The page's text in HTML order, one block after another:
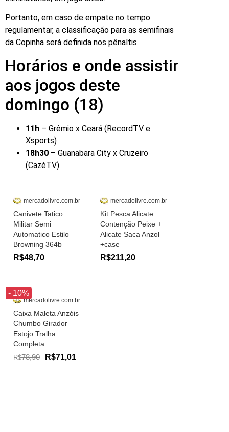
Portanto, em caso de empate no tempo
regulamentar, a classificação para as semifinais
da Copinha será definida nos pênaltis.
Horários e onde assistir
aos jogos deste
domingo (18)
11h – Grêmio x Ceará (RecordTV e
Xsports)
18h30 – Guanabara City x Cruzeiro
(CazéTV)
mercadolivre.com.br
Canivete Tatico
Militar Semi
Automatico Estilo
Browning 364b
R$48,70
mercadolivre.com.br
Kit Pesca Alicate
Contenção Peixe +
Alicate Saca Anzol
+case
R$211,20
- 10%
mercadolivre.com.br
Caixa Maleta Anzóis
Chumbo Girador
Estojo Tralha
Completa
R$78,90 R$71,01